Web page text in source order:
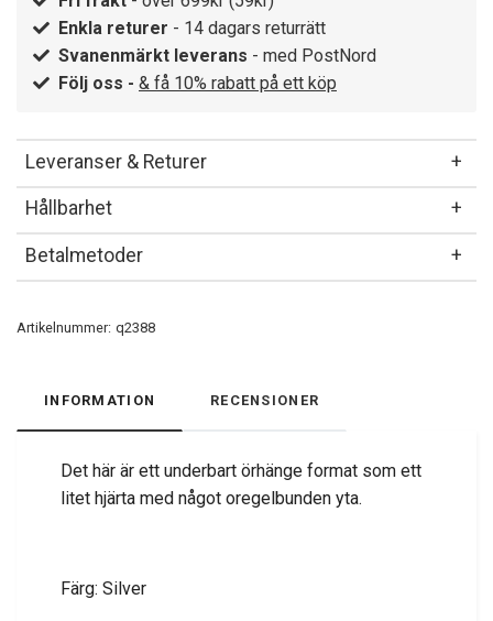
Enkla returer - 14 dagars returrätt
Svanenmärkt leverans - med PostNord
Följ oss - & få 10% rabatt på ett köp
Leveranser & Returer
Hållbarhet
Betalmetoder
Artikelnummer: q2388
INFORMATION RECENSIONER
Det här är ett underbart örhänge format som ett
litet hjärta med något oregelbunden yta.
Färg: Silver